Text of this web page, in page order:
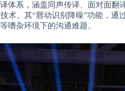
体系，涵盖同声传译、面对面
术。其“唇动识别降噪”功能，
嘈杂环境下的沟通难题。